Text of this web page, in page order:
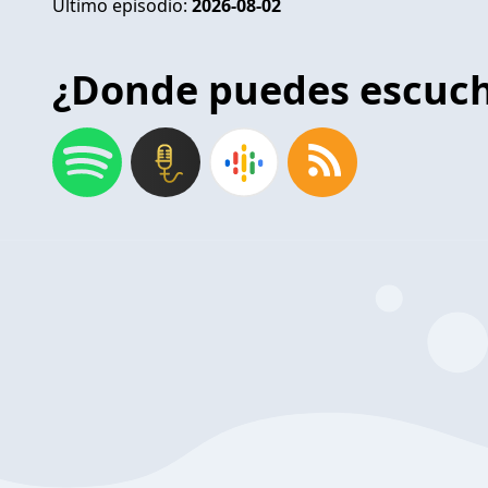
Último episodio: 2026-08-02
¿Donde puedes